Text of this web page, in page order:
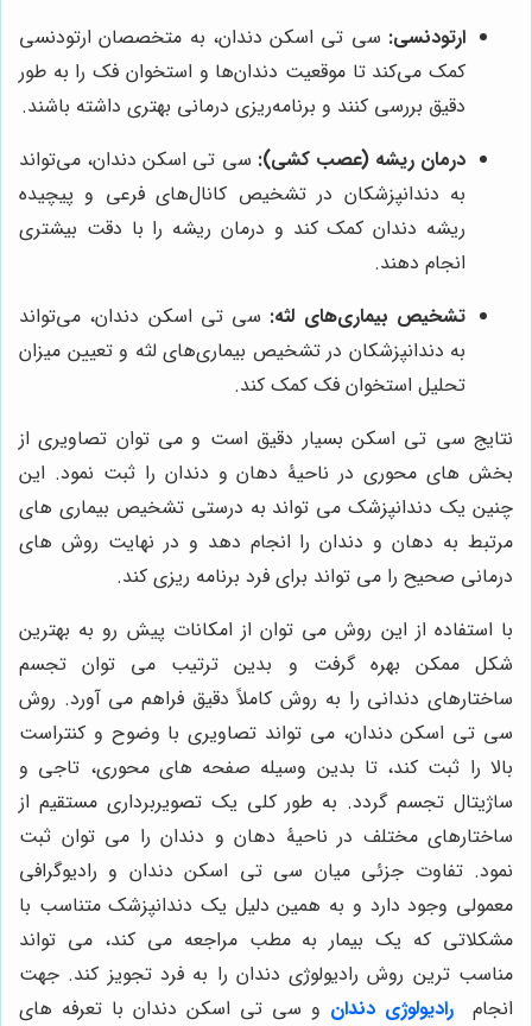
ارتودنسی: سی تی اسکن دندان، به متخصصان ارتودنسی
کمک می‌کند تا موقعیت دندان‌ها و استخوان فک را به طور
دقیق بررسی کنند و برنامه‌ریزی درمانی بهتری داشته باشند.
درمان ریشه (عصب کشی): سی تی اسکن دندان، می‌تواند
به دندانپزشکان در تشخیص کانال‌های فرعی و پیچیده
ریشه دندان کمک کند و درمان ریشه را با دقت بیشتری
انجام دهند.
تشخیص بیماری‌های لثه: سی تی اسکن دندان، می‌تواند
به دندانپزشکان در تشخیص بیماری‌های لثه و تعیین میزان
تحلیل استخوان فک کمک کند.
نتایج سی تی اسکن بسیار دقیق است و می توان تصاویری از
بخش های محوری در ناحیۀ دهان و دندان را ثبت نمود. این
چنین یک دندانپزشک می تواند به درستی تشخیص بیماری های
مرتبط به دهان و دندان را انجام دهد و در نهایت روش های
درمانی صحیح را می تواند برای فرد برنامه ریزی کند.
با استفاده از این روش می توان از امکانات پیش رو به بهترین
شکل ممکن بهره گرفت و بدین ترتیب می توان تجسم
ساختارهای دندانی را به روش کاملاً دقیق فراهم می آورد. روش
سی تی اسکن دندان، می تواند تصاویری با وضوح و کنتراست
بالا را ثبت کند، تا بدین وسیله صفحه های محوری، تاجی و
ساژیتال تجسم گردد. به طور کلی یک تصویربرداری مستقیم از
ساختارهای مختلف در ناحیۀ دهان و دندان را می توان ثبت
نمود. تفاوت جزئی میان سی تی اسکن دندان و رادیوگرافی
معمولی وجود دارد و به همین دلیل یک دندانپزشک متناسب با
مشکلاتی که یک بیمار به مطب مراجعه می کند، می تواند
مناسب ترین روش رادیولوژی دندان را به فرد تجویز کند. جهت
انجام
رادیولوژی دندان و سی تی اسکن دندان با تعرفه های